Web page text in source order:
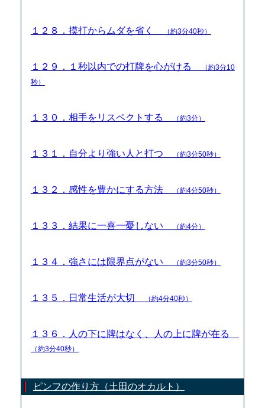
１２８．摸打からムダを省く （約3分40秒）
１２９．１秒以内での打牌を心がける
（約3分10
秒）
１３０．相手をリスペクトする （約3分）
１３１．自分より強い人と打つ （約3分50秒）
１３２．感性を豊かにする方法 （約4分50秒）
１３３．結果に一喜一憂しない （約4分）
１３４．強さには限界点がない （約3分50秒）
１３５．日常生活が大切 （約4分40秒）
１３６．人の下に牌はなく、人の上に牌が在る
（約3分40秒）
ピンフの作り方（土田のオカルト）